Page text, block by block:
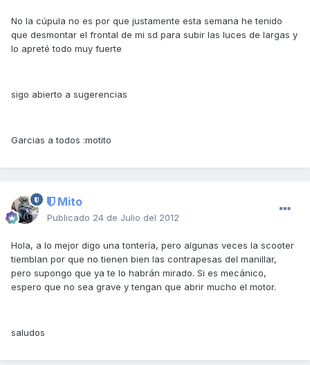
No la cúpula no es por que justamente esta semana he tenido
que desmontar el frontal de mi sd para subir las luces de largas y
lo apreté todo muy fuerte
sigo abierto a sugerencias
Garcias a todos :motito
Mito
Publicado 24 de Julio del 2012
Hola, a lo mejor digo una tontería, pero algunas veces la scooter
tiemblan por que no tienen bien las contrapesas del manillar,
pero supongo que ya te lo habrán mirado. Si es mecánico,
espero que no sea grave y tengan que abrir mucho el motor.
saludos